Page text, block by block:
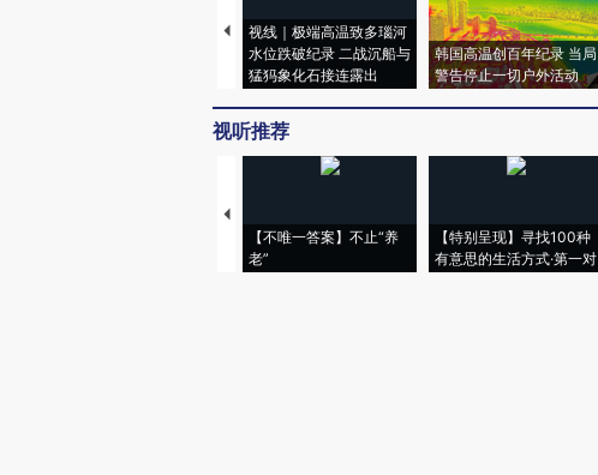
视线｜极端高温致多瑙河
水位跌破纪录 二战沉船与
猛犸象化石接连露出
韩国高温创百年纪录 当局
警告停止一切户外活动
视听推荐
【不唯一答案】不止“养
老”
【特别呈现】寻找100种
有意思的生活方式·第一对